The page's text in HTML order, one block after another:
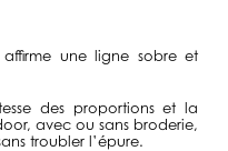
une ligne sobre et
des proportions et la
avec ou sans broderie,
troubler l’épure.